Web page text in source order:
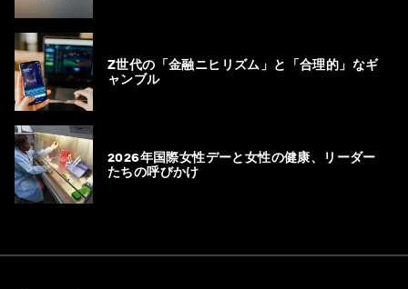
Z世代の「金融ニヒリズム」と「合理的」なギ
ャンブル
2026年国際女性デーと女性の健康、リーダー
たちの呼びかけ